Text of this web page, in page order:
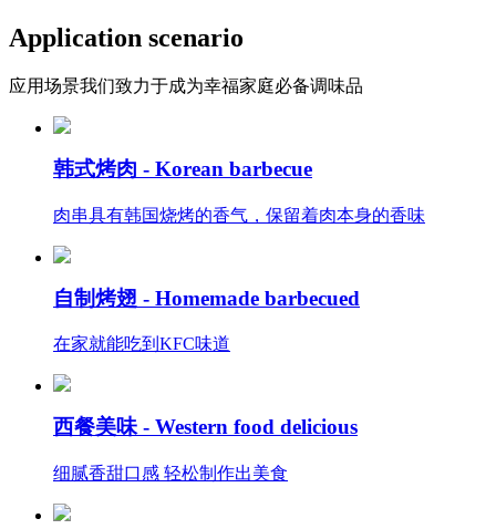
Application scenario
应用场景我们致力于成为幸福家庭必备调味品
韩式烤肉 - Korean barbecue
肉串具有韩国烧烤的香气，保留着肉本身的香味
自制烤翅 - Homemade barbecued
在家就能吃到KFC味道
西餐美味 - Western food delicious
细腻香甜口感 轻松制作出美食